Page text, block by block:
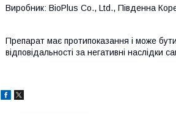
Виробник: BioPlus Co., Ltd., Південна
Препарат має протипоказання і може
відповідальності за негативні наслідки